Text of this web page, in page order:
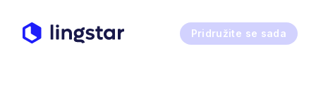
Pridružite se sada